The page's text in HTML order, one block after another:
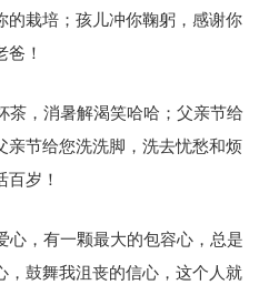
的栽培；孩儿冲你鞠躬，感谢你
！
茶，消暑解渴笑哈哈；父亲节给
亲节给您洗洗脚，洗去忧愁和烦
岁！
心，有一颗最大的包容心，总是
，鼓舞我沮丧的信心，这个人就